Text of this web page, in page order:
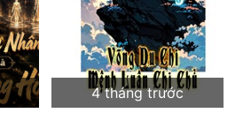
4 tháng trước